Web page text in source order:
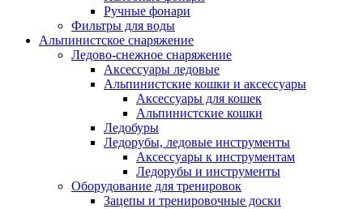
Ручные фонари
Фильтры для воды
Альпинистское снаряжение
Ледово-снежное снаряжение
Аксессуары ледовые
Альпинистские кошки и аксессуары
Аксессуары для кошек
Альпинистские кошки
Ледобуры
Ледорубы, ледовые инструменты
Аксессуары к инструментам
Ледорубы и инструменты
Оборудование для тренировок
Зацепы и тренировочные доски